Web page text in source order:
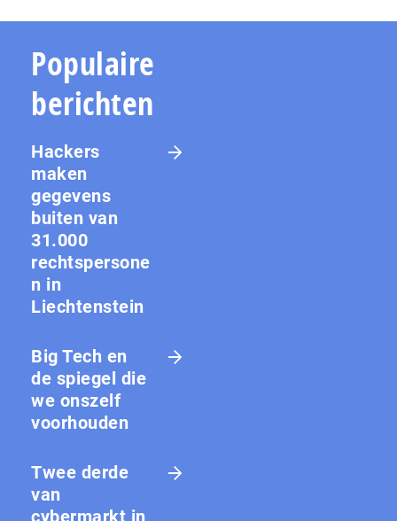
Populaire
berichten
Hackers
maken
gegevens
buiten van
31.000
rechtspersone
n in
Liechtenstein
Big Tech en
de spiegel die
we onszelf
voorhouden
Twee derde
van
cybermarkt in